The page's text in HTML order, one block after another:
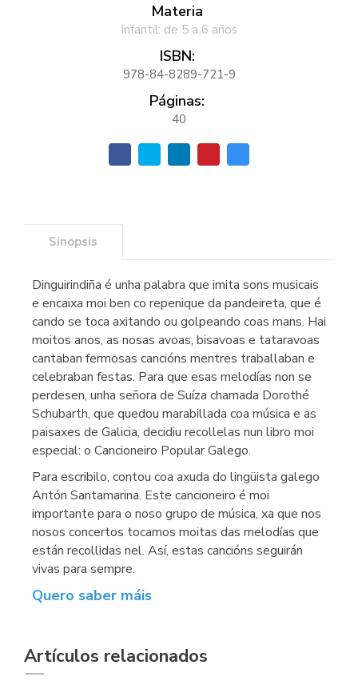
Materia
Infantil: de 5 a 6 años
ISBN:
978-84-8289-721-9
Páginas:
40
Sinopsis
Dinguirindiña é unha palabra que imita sons musicais
e encaixa moi ben co repenique da pandeireta, que é
cando se toca axitando ou golpeando coas mans. Hai
moitos anos, as nosas avoas, bisavoas e tataravoas
cantaban fermosas cancións mentres traballaban e
celebraban festas. Para que esas melodías non se
perdesen, unha señora de Suíza chamada Dorothé
Schubarth, que quedou marabillada coa música e as
paisaxes de Galicia, decidiu recollelas nun libro moi
especial: o Cancioneiro Popular Galego.
Para escribilo, contou coa axuda do lingüista galego
Antón Santamarina. Este cancioneiro é moi
importante para o noso grupo de música, xa que nos
nosos concertos tocamos moitas das melodías que
están recollidas nel. Así, estas cancións seguirán
vivas para sempre.
Quero saber máis
Artículos relacionados